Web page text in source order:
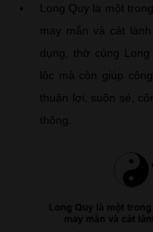
Long Quy là một
may mắn và cát
dụng, thờ cúng
lộc mà còn giúp
thuận lợi, suôn sẻ,
thông.